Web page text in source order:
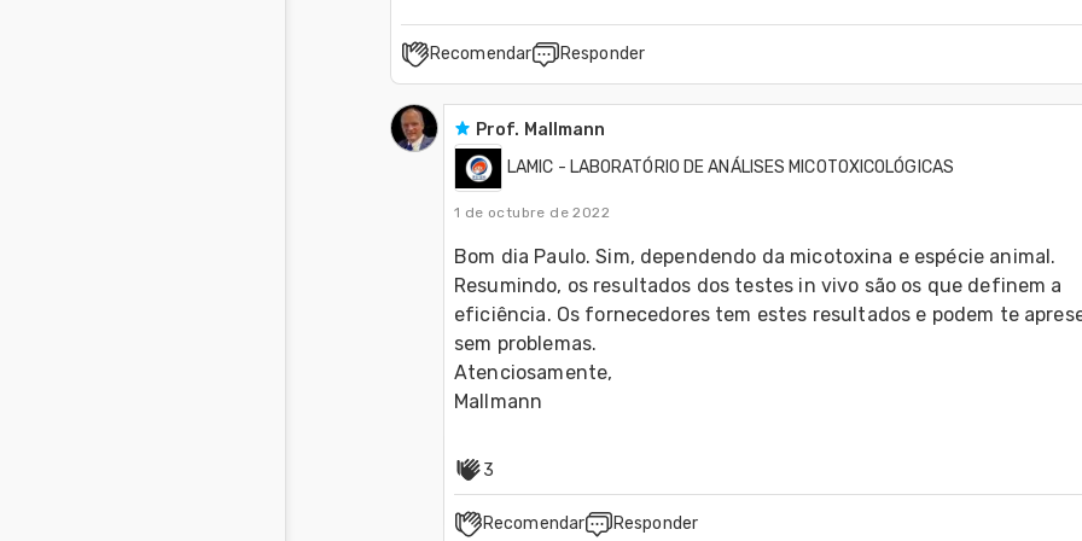
Recomendar Responder
Prof. Mallmann
LAMIC - LABORATÓRIO DE ANÁLISES MICOTOXICOLÓGICAS
1 de octubre de 2022
Bom dia Paulo. Sim, dependendo da micotoxina e espécie animal.
Resumindo, os resultados dos testes in vivo são os que definem a
eficiência. Os fornecedores tem estes resultados e podem te
sem problemas.
Atenciosamente,
Mallmann
3
Recomendar Responder